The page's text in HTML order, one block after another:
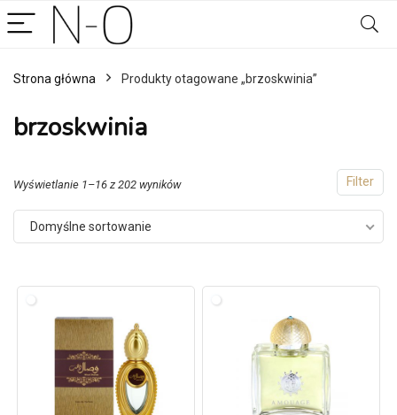
Strona główna Produkty otagowane „brzoskwinia”
brzoskwinia
Filter
Wyświetlanie 1–16 z 202 wyników
Domyślne sortowanie